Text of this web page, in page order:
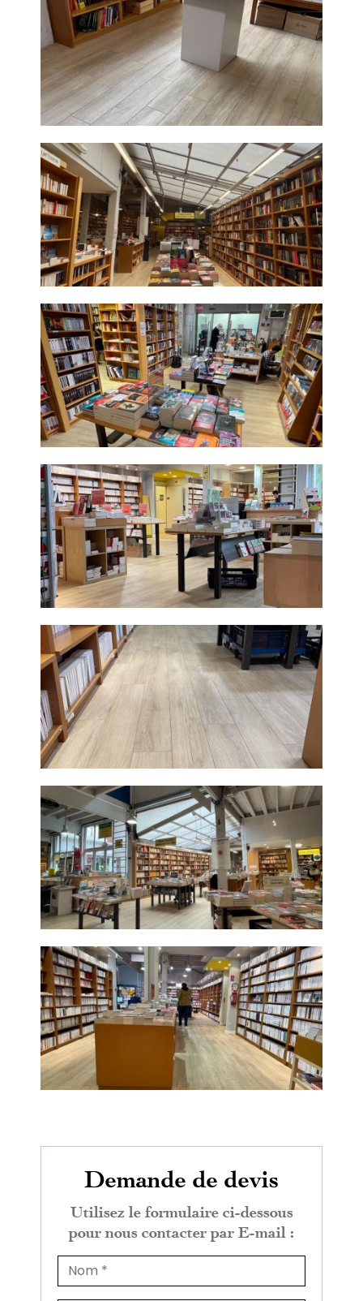
Demande de devis
Utilisez le formulaire ci-dessous
pour nous contacter par E-mail :